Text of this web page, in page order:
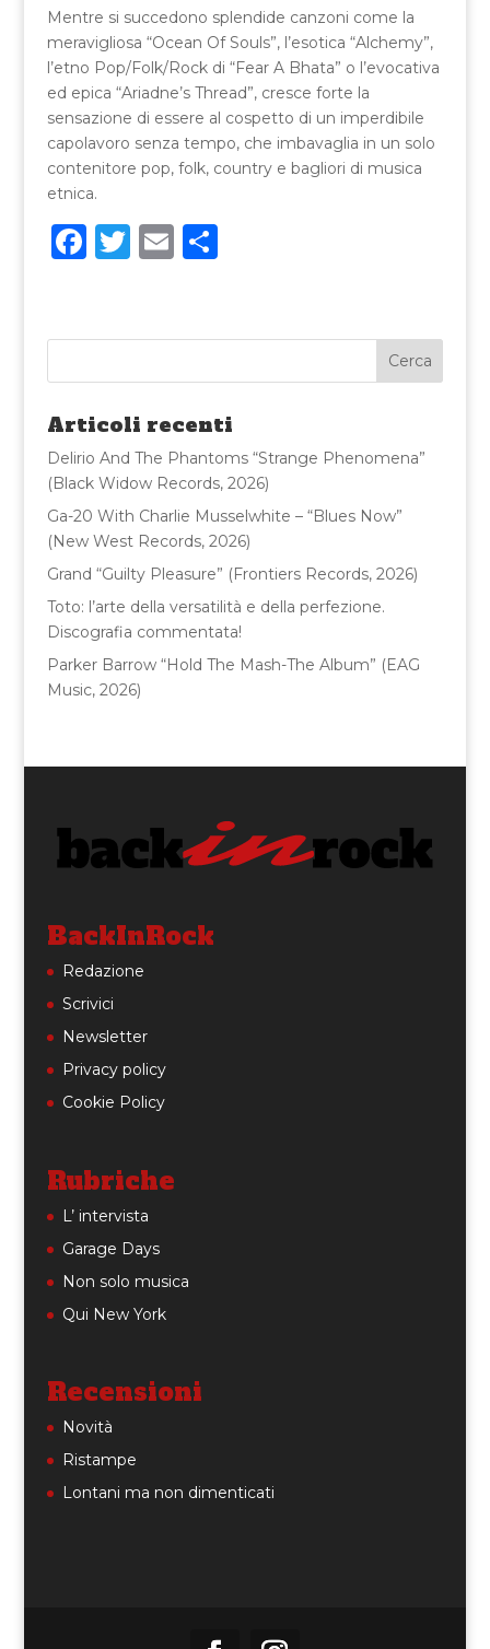
Mentre si succedono splendide canzoni come la
meravigliosa “Ocean Of Souls”, l’esotica “Alchemy”,
l’etno Pop/Folk/Rock di “Fear A Bhata” o l’evocativa
ed epica “Ariadne’s Thread”, cresce forte la
sensazione di essere al cospetto di un imperdibile
capolavoro senza tempo, che imbavaglia in un solo
contenitore pop, folk, country e bagliori di musica
etnica.
F
e
b
o
o
k
T
te
r
E
l
C
di
vi
di
Articoli recenti
Delirio And The Phantoms “Strange Phenomena”
(Black Widow Records, 2026)
Ga-20 With Charlie Musselwhite – “Blues Now”
(New West Records, 2026)
Grand “Guilty Pleasure” (Frontiers Records, 2026)
Toto: l’arte della versatilità e della perfezione.
Discografia commentata!
Parker Barrow “Hold The Mash-The Album” (EAG
Music, 2026)
BackInRock
Redazione
Scrivici
Newsletter
Privacy policy
Cookie Policy
Rubriche
L’ intervista
Garage Days
Non solo musica
Qui New York
Recensioni
Novità
Ristampe
Lontani ma non dimenticati